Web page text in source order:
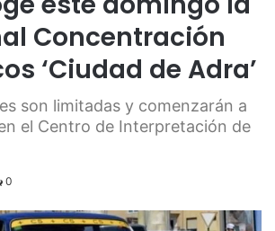
Concentración
‘Ciudad de Adra’
son limitadas y comenzarán a
el Centro de Interpretación de
0